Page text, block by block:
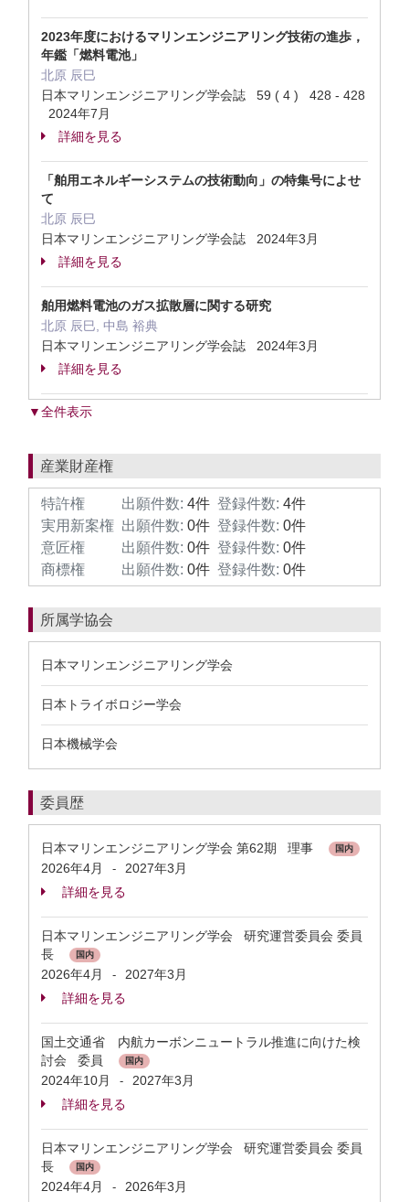
2023年度におけるマリンエンジニアリング技術の進歩，
年鑑「燃料電池」
北原 辰巳
日本マリンエンジニアリング学会誌 59 ( 4 ) 428 - 428
2024年7月
詳細を見る
「舶用エネルギーシステムの技術動向」の特集号によせ
て
北原 辰巳
日本マリンエンジニアリング学会誌 2024年3月
詳細を見る
舶用燃料電池のガス拡散層に関する研究
北原 辰巳, 中島 裕典
日本マリンエンジニアリング学会誌 2024年3月
詳細を見る
▼全件表示
産業財産権
特許権 出願件数: 4件 登録件数: 4件
実用新案権 出願件数: 0件 登録件数: 0件
意匠権
出願件数: 0件 登録件数: 0件
商標権
出願件数: 0件 登録件数: 0件
所属学協会
日本マリンエンジニアリング学会
日本トライボロジー学会
日本機械学会
委員歴
日本マリンエンジニアリング学会 第62期 理事 国内
2026年4月 -
2027年3月
詳細を見る
日本マリンエンジニアリング学会 研究運営委員会 委員
長
国内
2026年4月 -
2027年3月
詳細を見る
国土交通省 内航カーボンニュートラル推進に向けた検
討会 委員
国内
2024年10月 -
2027年3月
詳細を見る
日本マリンエンジニアリング学会 研究運営委員会 委員
長
国内
2024年4月 -
2026年3月